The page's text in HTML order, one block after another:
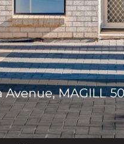
Avenue, MAGILL